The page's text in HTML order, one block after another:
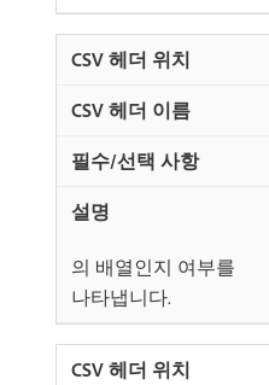
의 배열인지 여부를
나타냅니다.